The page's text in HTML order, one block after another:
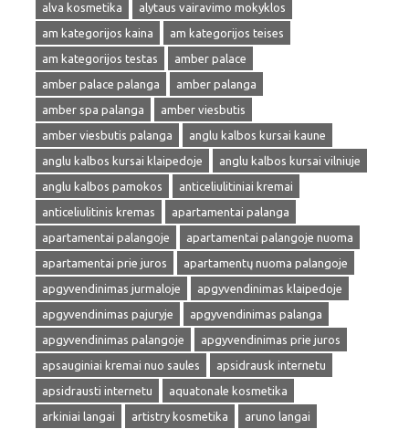
alva kosmetika
alytaus vairavimo mokyklos
am kategorijos kaina
am kategorijos teises
am kategorijos testas
amber palace
amber palace palanga
amber palanga
amber spa palanga
amber viesbutis
amber viesbutis palanga
anglu kalbos kursai kaune
anglu kalbos kursai klaipedoje
anglu kalbos kursai vilniuje
anglu kalbos pamokos
anticeliulitiniai kremai
anticeliulitinis kremas
apartamentai palanga
apartamentai palangoje
apartamentai palangoje nuoma
apartamentai prie juros
apartamentų nuoma palangoje
apgyvendinimas jurmaloje
apgyvendinimas klaipedoje
apgyvendinimas pajuryje
apgyvendinimas palanga
apgyvendinimas palangoje
apgyvendinimas prie juros
apsauginiai kremai nuo saules
apsidrausk internetu
apsidrausti internetu
aquatonale kosmetika
arkiniai langai
artistry kosmetika
aruno langai